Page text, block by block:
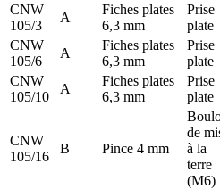
CNW
105/3
A
Fiches plates
6,3 mm
Prise
plate
CNW
105/6
A
Fiches plates
6,3 mm
Prise
plate
CNW
105/10
A
Fiches plates
6,3 mm
Prise
plate
CNW
105/16
B Pince 4 mm
de
à la
terre
(M6)